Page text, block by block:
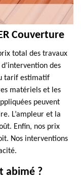
Couverture
total des travaux
des
tarif estimatif
matériels et les
peuvent
L’ampleur et la
Enfin, nos prix
Nos interventions
abimé ?